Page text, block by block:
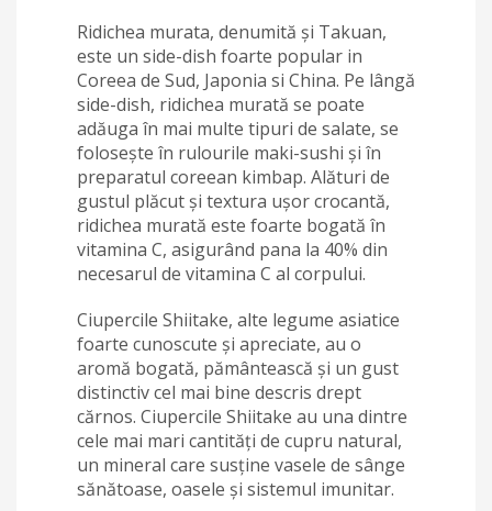
Ridichea murata, denumită și Takuan,
este un side-dish foarte popular in
Coreea de Sud, Japonia si China. Pe lângă
side-dish, ridichea murată se poate
adăuga în mai multe tipuri de salate, se
folosește în rulourile maki-sushi și în
preparatul coreean kimbap. Alături de
gustul plăcut și textura ușor crocantă,
ridichea murată este foarte bogată în
vitamina C, asigurând pana la 40% din
necesarul de vitamina C al corpului.
Ciupercile Shiitake, alte legume asiatice
foarte cunoscute și apreciate, au o
aromă bogată, pământească și un gust
distinctiv cel mai bine descris drept
cărnos. Ciupercile Shiitake au una dintre
cele mai mari cantități de cupru natural,
un mineral care susține vasele de sânge
sănătoase, oasele și sistemul imunitar.